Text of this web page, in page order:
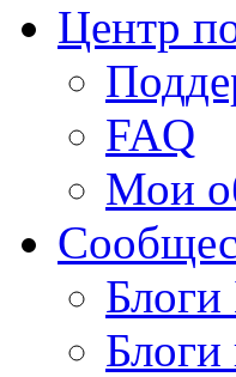
Центр
FAQ
Мои
Блоги
Блоги